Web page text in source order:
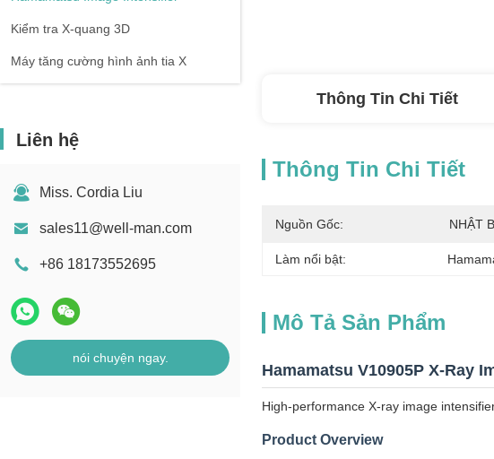
Kiểm tra X-quang 3D
Máy tăng cường hình ảnh tia X
Liên hệ
Miss. Cordia Liu
sales11@well-man.com
+86 18173552695
nói chuyện ngay.
Thông Tin Chi Tiết
Thông Tin Chi Tiết
Nguồn Gốc: NHẬT
Làm nổi bật:
Mô Tả Sản Phẩm
Hamamatsu V10905P X-Ray
High-performance X-ray image
Product Overview